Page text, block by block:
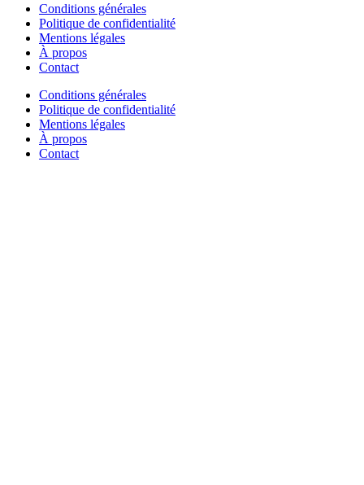
Conditions générales
Politique de confidentialité
Mentions légales
À propos
Contact
Conditions générales
Politique de confidentialité
Mentions légales
À propos
Contact